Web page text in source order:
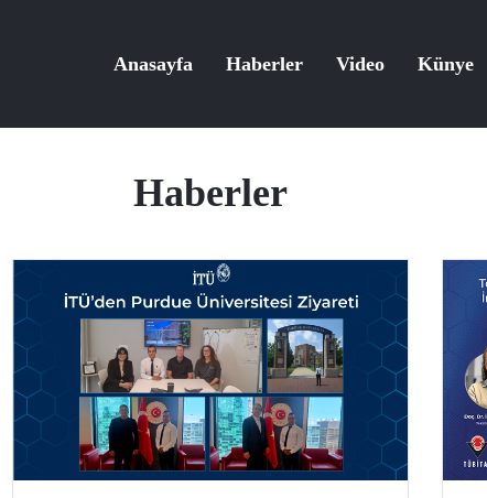
Anasayfa Haberler Video Künye
Haberler